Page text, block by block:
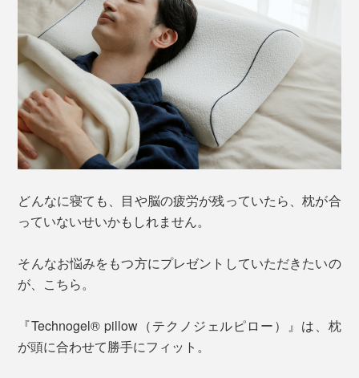
どんなに寝ても、目や脳の疲労が残っていたら、枕が合
っていないせいかもしれません。
そんなお悩みをもつ方にプレゼントしていただきたいの
が、こちら。
『Technogel® pillow（テクノジェルピロー）』は、枕
が頭に合わせて勝手にフィット。